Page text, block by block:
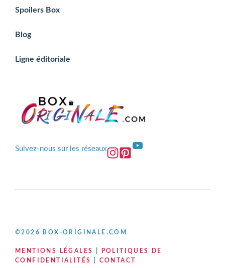
Spoilers Box
Blog
Ligne éditoriale
Suivez-nous sur les réseaux YouTube
©2026 BOX-ORIGINALE.COM
MENTIONS LÉGALES
POLITIQUES DE
CONFIDENTIALITÉS
CONTACT